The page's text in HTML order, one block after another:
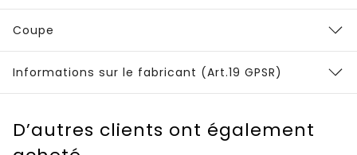
Coupe
Informations sur le fabricant (Art.19 GPSR)
D’autres clients ont également